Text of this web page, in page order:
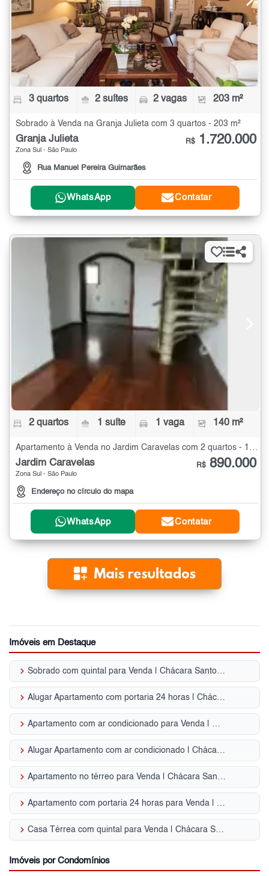
3 quartos 2 suítes 2 vagas 203 m²
Sobrado à Venda na Granja Julieta com 3 quartos - 203 m²
Granja Julieta
Zona Sul - São Paulo
Rua Manuel Pereira Guimarães
R$ 1.720.000
WhatsApp Contatar
2 quartos 1 suíte 1 vaga 140 m²
Apartamento à Venda no Jardim Caravelas com 2 quartos - 140 m²
Jardim Caravelas
Zona Sul - São Paulo
Endereço no círculo do mapa
R$ 890.000
WhatsApp Contatar
Imóveis em Destaque
keyboard_arrow_right Sobrado com quintal para Venda | Chácara Santo Antônio (ZS)
keyboard_arrow_right Alugar Apartamento com portaria 24 horas | Chácara Santo Antônio (ZS)
keyboard_arrow_right Apartamento com ar condicionado para Venda | Chácara Santo Antônio (ZS)
keyboard_arrow_right Alugar Apartamento com ar condicionado | Chácara Santo Antônio (ZS)
keyboard_arrow_right Apartamento no térreo para Venda | Chácara Santo Antônio (ZS)
keyboard_arrow_right Apartamento com portaria 24 horas para Venda | Chácara Santo Antônio (ZS)
keyboard_arrow_right Casa Térrea com quintal para Venda | Chácara Santo Antônio (ZS)
Imóveis por Condomínios